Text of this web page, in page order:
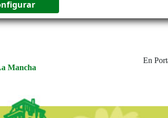
Mancha
En